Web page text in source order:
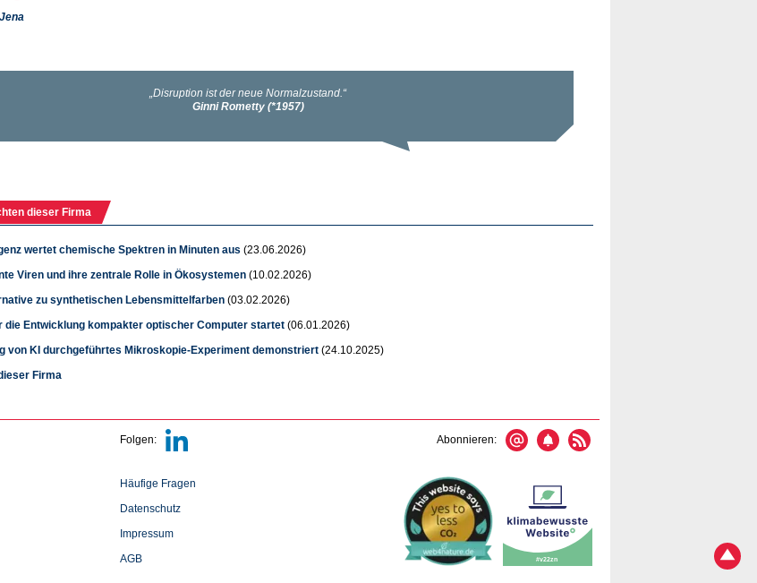
dieser Firma
wertet chemische Spektren in Minuten aus (23.06.2026)
Viren und ihre zentrale Rolle in Ökosystemen (10.02.2026)
zu synthetischen Lebensmittelfarben (03.02.2026)
die Entwicklung kompakter optischer Computer startet (06.01.2026)
von KI durchgeführtes Mikroskopie-Experiment demonstriert (24.10.2025)
Firma
Folgen: Abonnieren:
Häufige Fragen
Datenschutz
Impressum
AGB